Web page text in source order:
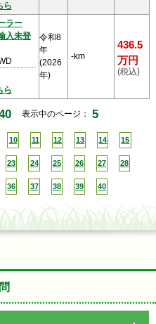
ら
ラー
入未登
ら
令和8
年
(2026
年)
-km
436.5
万円
(税込)
表示中のページ： 5
10 11 12 13 14 15
23 24 25 26 27 28
36 37 38 39 40